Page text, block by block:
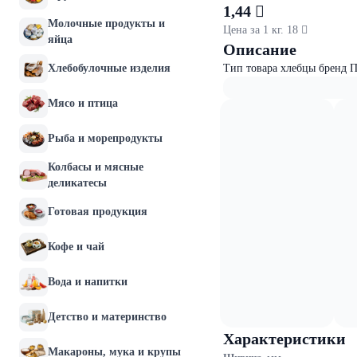
Молочные продукты и
яйца
Хлебобулочные изделия
Мясо и птица
Рыба и морепродукты
Колбасы и мясные
деликатесы
Готовая продукция
Кофе и чай
Вода и напитки
Детство и материнство
Макароны, мука и крупы
1,44 
Цена за 1 кг. 18 
Описание
Тип товара хлебцы бренд
Характеристики